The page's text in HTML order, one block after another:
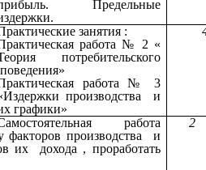
Предельные
занятия :
работа № 2 «
потребительского
поведения»
работа № 3
производства и
графики»
работа
факторов производства и
их дохода , проработать
2